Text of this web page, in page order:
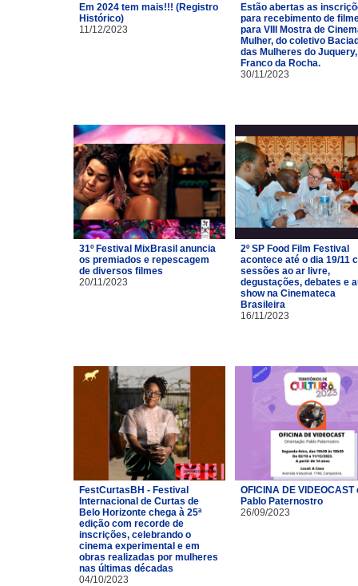
Em 2024 tem mais!!! (Registro
Histórico)
11/12/2023
Estão abertas as
para recebimento de
para VIII Mostra de
Mulher, do coletivo
das Mulheres do
Franco da Rocha.
30/11/2023
31º Festival MixBrasil anuncia
os premiados e repescagem
de diversos filmes
20/11/2023
2º SP Food Film Festival
acontece até o dia 19/11
sessões ao ar livre,
degustações, debates e
show na Cinemateca
Brasileira
16/11/2023
FestCurtasBH - Festival
Internacional de Curtas de
Belo Horizonte chega à 25ª
edição com recorde de
inscrições, celebrando o
cinema experimental e em
obras realizadas por mulheres
nas últimas décadas
04/10/2023
OFICINA DE VIDEOCAST
Pablo Paternostro
26/09/2023